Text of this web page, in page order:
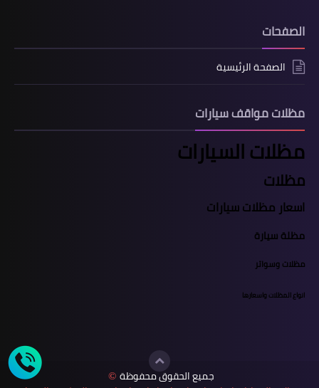
الصفحات
الصفحة الرئيسية
مظلات مواقف سيارات
مظلات السيارات
مظلات
اسعار مظلات سيارات
مظلة سيارة
مظلات وسواتر
انواع المظلات واسعارها
جميع الحقوق محفوظة ©